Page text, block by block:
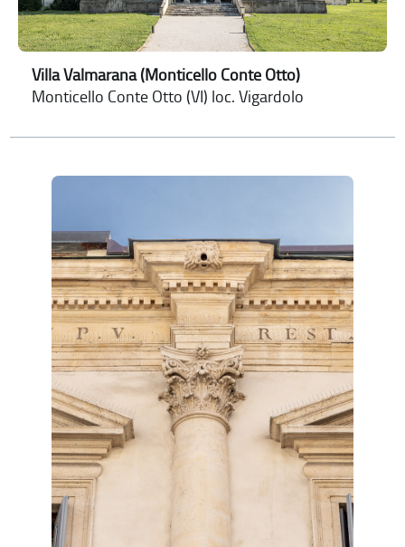
Villa Valmarana (Monticello Conte Otto)
Monticello Conte Otto (VI) loc. Vigardolo